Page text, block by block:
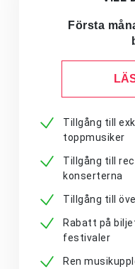
Första
Tillgång till
toppmusiker
Tillgång till
konserterna
Tillgång till
Rabatt på
festivaler
Ren